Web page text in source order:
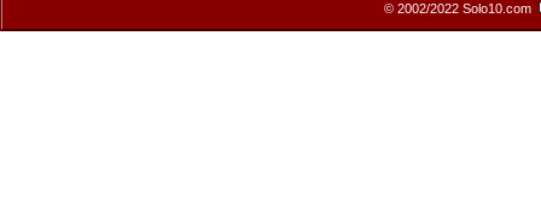
© 2002/2022 Solo10.com